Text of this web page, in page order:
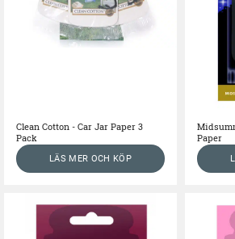
Clean Cotton - Car Jar Paper 3
Pack
LÄS MER OCH KÖP
Paper